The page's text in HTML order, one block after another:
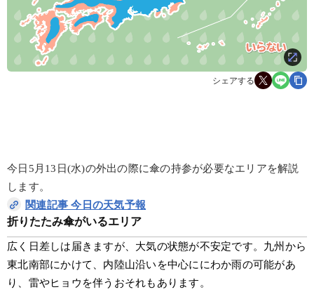
シェアする
今日5月13日(水)の外出の際に傘の持参が必要なエリアを解説
します。
関連記事 今日の天気予報
折りたたみ傘がいるエリア
広く日差しは届きますが、大気の状態が不安定です。九州から
東北南部にかけて、内陸山沿いを中心ににわか雨の可能があ
り、雷やヒョウを伴うおそれもあります。